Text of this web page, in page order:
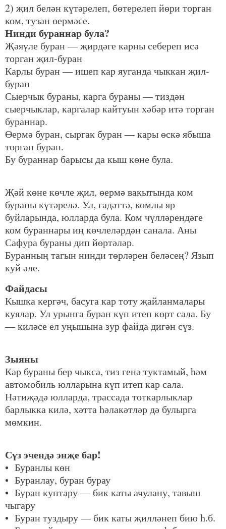
2) җил белән күтәрелеп, бөтерелеп йөри торган
ком, тузан өермәсе.
Нинди бураннар була?
Җәяүле буран — җирдәге карны себереп исә
торган җил-буран
Карлы буран — ишеп кар яуганда чыккан җил-
буран
Сыерчык бураны, карга бураны — тиздән
сыерчыклар, каргалар кайтуын хәбәр итә торган
бураннар.
Өермә буран, сыргак буран — кары өскә ябыша
торган буран.
Бу бураннар барысы да кыш көне була.
Җәй көне көчле җил, өермә вакытында ком
бураны күтәрелә. Ул, гадәттә, комлы яр
буйларында, юлларда була. Ком чүлләрендәге
ком бураннары иң көчлеләрдән санала. Аны
Сафура бураны дип йөртәләр.
Буранның тагын нинди төрләрен беләсең? Язып
куй әле.
Файдасы
Кышка кергәч, басуга кар тоту җайланмалары
куялар. Ул урынга буран күп итеп көрт сала. Бу
— киләсе ел уңышына зур файда дигән сүз.
Зыяны
Кар бураны бер чыкса, тиз генә туктамый, һәм
автомобиль юлларына күп итеп кар сала.
Нәтиҗәдә юлларда, трассада тоткарлыклар
барлыкка килә, хәтта һәлакәтләр дә булырга
мөмкин.
Сүз эчендә энҗе бар!
• Буранлы көн
• Буранлау, буран бурау
• Буран куптару — бик каты ачулану, тавыш
чыгару
• Буран туздыру — бик каты җилләнеп бию һ.б.